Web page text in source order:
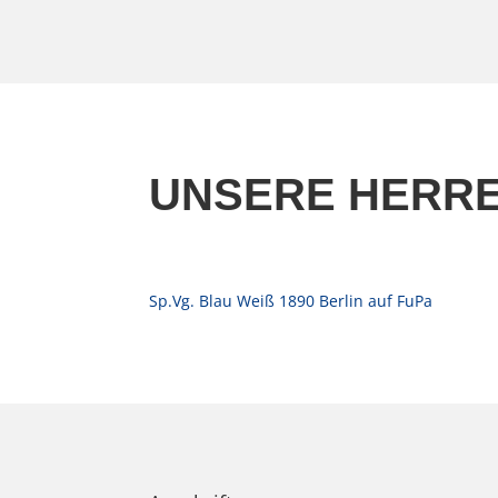
UNSERE
Sp.Vg. Blau Weiß 1890 Berlin auf FuPa